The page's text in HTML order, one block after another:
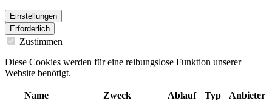
Einstellungen
Erforderlich
Zustimmen
Diese Cookies werden für eine reibungslose Funktion unserer
Website benötigt.
Name Zweck Ablauf Typ Anbieter